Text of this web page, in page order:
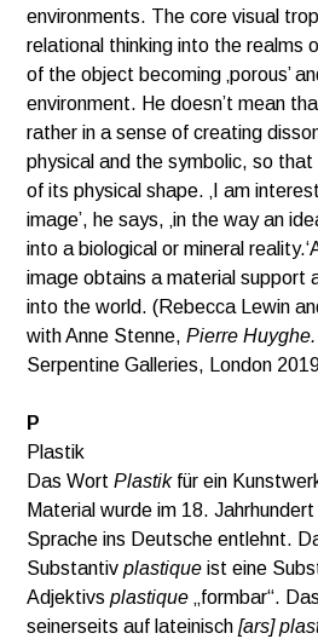
environments. The core visual
relational thinking into the realms
of the object becoming ‚porous’
environment. He doesn’t mean
rather in a sense of creating
physical and the symbolic, so that
of its physical shape. ‚I am
image’, he says, ‚in the way an
into a biological or mineral
image obtains a material support
into the world. (Rebecca Lewin
with Anne Stenne,Pierre Huyghe.
Serpentine Galleries, London
P
Plastik
Das WortPlastikfür ein
Material wurde im 18.
Sprache ins Deutsche entlehnt.
Substantivplastique ist eine
Adjektivsplastique „formbar“.
seinerseits auf lateinisch[ars]